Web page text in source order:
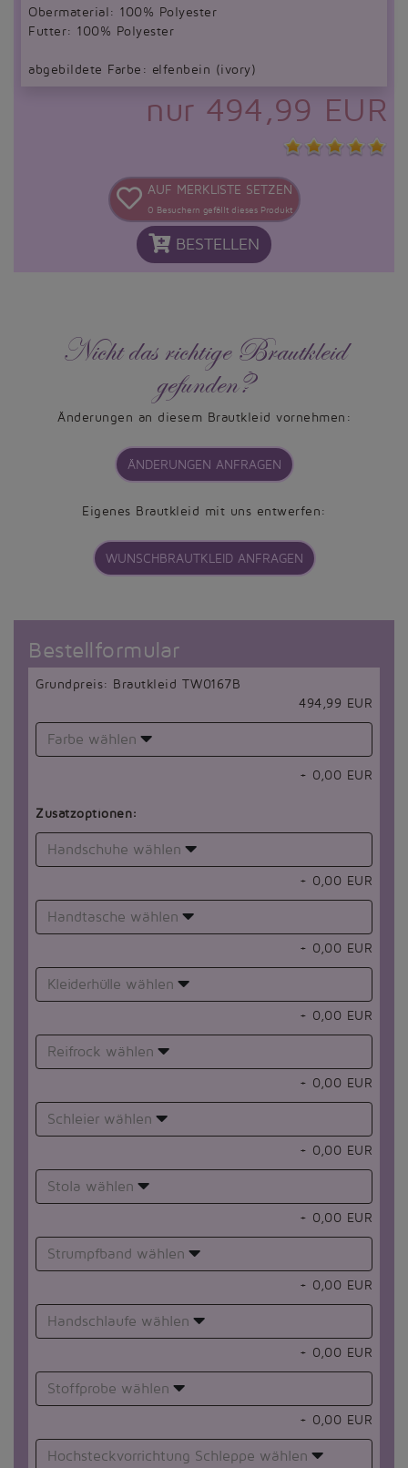
Obermaterial: 100% Polyester
Futter: 100% Polyester
abgebildete Farbe: elfenbein (ivory)
nur 494,99 EUR
AUF MERKLISTE SETZEN
0 Besuchern gefällt dieses Produkt
BESTELLEN
Nicht das richtige Brautkleid
gefunden?
Änderungen an diesem Brautkleid vornehmen:
ÄNDERUNGEN ANFRAGEN
Eigenes Brautkleid mit uns entwerfen:
WUNSCHBRAUTKLEID ANFRAGEN
Bestellformular
Grundpreis: Brautkleid TW0167B
494,99 EUR
Farbe wählen
+ 0,00 EUR
Zusatzoptionen:
Handschuhe wählen
+ 0,00 EUR
Handtasche wählen
+ 0,00 EUR
Kleiderhülle wählen
+ 0,00 EUR
Reifrock wählen
+ 0,00 EUR
Schleier wählen
+ 0,00 EUR
Stola wählen
+ 0,00 EUR
Strumpfband wählen
+ 0,00 EUR
Handschlaufe wählen
+ 0,00 EUR
Stoffprobe wählen
+ 0,00 EUR
Hochsteckvorrichtung Schleppe wählen